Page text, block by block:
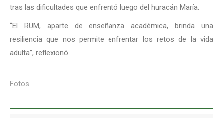
tras las dificultades que enfrentó luego del huracán María.
“El RUM, aparte de enseñanza académica, brinda una
resiliencia que nos permite enfrentar los retos de la vida
adulta”, reflexionó.
Fotos